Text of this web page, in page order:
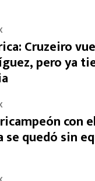
Cruzeiro
pero ya
con
se quedó sin